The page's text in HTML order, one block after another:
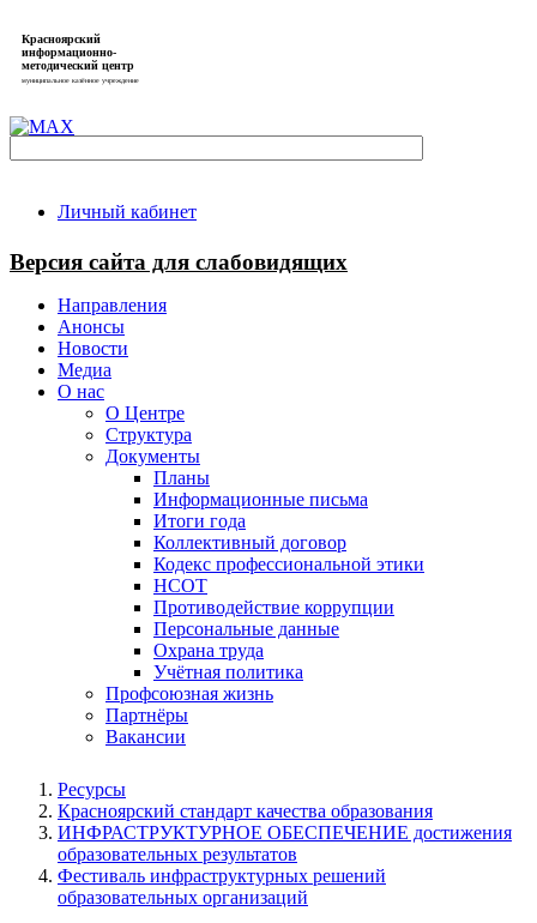
Красноярский
информационно-
методический центр
муниципальное казённое учреждение
Личный кабинет
Версия сайта для слабовидящих
Направления
Анонсы
Новости
Медиа
О нас
О Центре
Структура
Документы
Планы
Информационные письма
Итоги года
Коллективный договор
Кодекс профессиональной этики
НСОТ
Противодействие коррупции
Персональные данные
Охрана труда
Учётная политика
Профсоюзная жизнь
Партнёры
Вакансии
Ресурсы
Красноярский стандарт качества образования
ИНФРАСТРУКТУРНОЕ ОБЕСПЕЧЕНИЕ достижения
образовательных результатов
Фестиваль инфраструктурных решений
образовательных организаций